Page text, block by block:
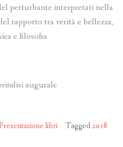
perturbante interpretati nella
rapporto tra verità e bellezza,
e filosofia
augurale
libri Tagged2018